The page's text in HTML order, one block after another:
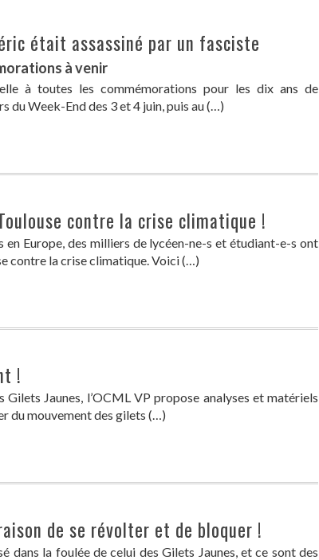
était assassiné par un fasciste
à venir
à toutes les commémorations pour les dix ans de
du Week-End des 3 et 4 juin, puis au (…)
contre la crise climatique !
en Europe, des milliers de lycéen-ne-s et étudiant-e-s ont
contre la crise climatique. Voici (…)
!
Gilets Jaunes, l’OCML VP propose analyses et matériels
du mouvement des gilets (…)
de se révolter et de bloquer !
dans la foulée de celui des Gilets Jaunes, et ce sont des